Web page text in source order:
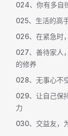
024、你有多自
025、生活的高
026、在紧急时
027、善待家人
的修养
028、无事心不
029、让自己保
力
030、交益友，